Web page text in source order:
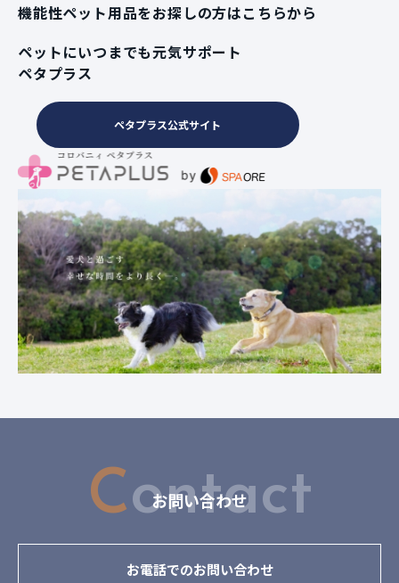
機能性ペット用品をお探しの方はこちらから
ペットにいつまでも元気サポート
ペタプラス
ペタプラス公式サイト
お問い合わせ
Contact
お電話でのお問い合わせ